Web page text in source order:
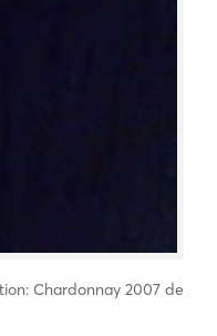
Chardonnay 2007 de